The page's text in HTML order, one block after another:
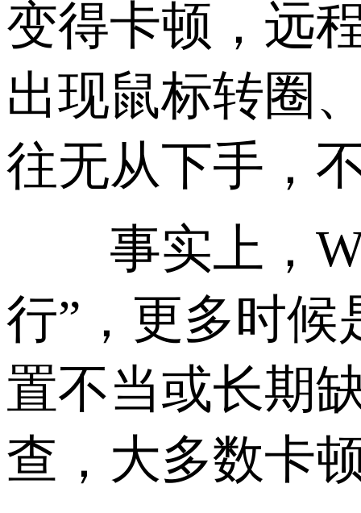
变得卡顿，远
出现鼠标转圈
往无从下手，
事实上，
行”，更多时
置不当或长期
查，大多数卡